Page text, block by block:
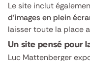
Le site inclut
d’images en plein
laisser toute la place
Un site pensé pour
Luc Mattenberger